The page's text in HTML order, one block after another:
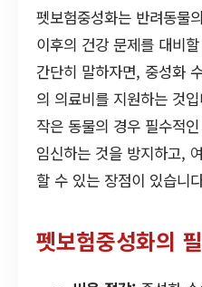
펫보험중성화는 반려동물
이후의 건강 문제를 대비
간단히 말하자면, 중성화
의 의료비를 지원하는 것
작은 동물의 경우 필수적
임신하는 것을 방지하고,
할 수 있는 장점이 있습니
펫보험중성화의